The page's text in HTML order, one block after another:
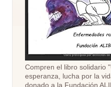
Compren el libro solidario
esperanza, lucha por la
donado a la Fundación